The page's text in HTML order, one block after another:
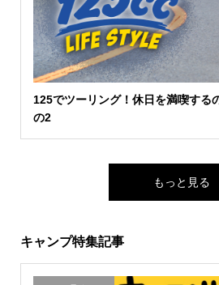
125でツーリング！休日を満喫する
の2
もっと見る
キャンプ特集記事